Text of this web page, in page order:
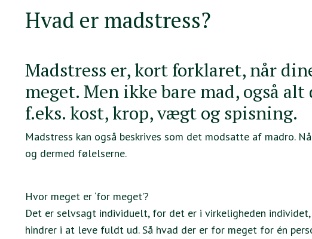
Hvad er madstress?
Madstress er, kort forklaret, når
meget. Men ikke bare mad, også
f.eks. kost, krop, vægt og spisning.
Madstress kan også beskrives som det modsatte af madro.
og dermed følelserne.
Hvor meget er ‘for meget’?
Det er selvsagt individuelt, for det er i virkeligheden
hindrer i at leve fuldt ud. Så hvad der er for meget for én